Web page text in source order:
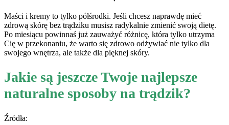
Maści i kremy to tylko półśrodki. Jeśli chcesz naprawdę mieć
zdrową skórę bez trądziku musisz radykalnie zmienić swoją dietę.
Po miesiącu powinnaś już zauważyć różnicę, która tylko utrzyma
Cię w przekonaniu, że warto się zdrowo odżywiać nie tylko dla
swojego wnętrza, ale także dla pięknej skóry.
Jakie są jeszcze Twoje najlepsze
naturalne sposoby na trądzik?
Źródła: